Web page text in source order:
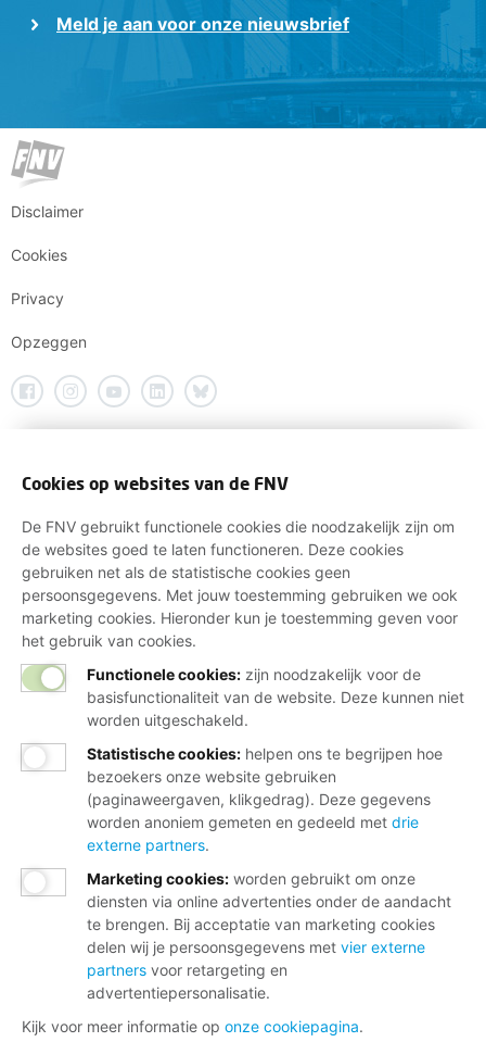
Meld je aan voor onze nieuwsbrief
Disclaimer
Cookies
Privacy
Opzeggen
Cookies op websites van de FNV
De FNV gebruikt functionele cookies die noodzakelijk zijn om
de websites goed te laten functioneren. Deze cookies
gebruiken net als de statistische cookies geen
persoonsgegevens. Met jouw toestemming gebruiken we ook
marketing cookies. Hieronder kun je toestemming geven voor
het gebruik van cookies.
Functionele cookies: zijn noodzakelijk voor de
basisfunctionaliteit van de website. Deze kunnen niet
worden uitgeschakeld.
Statistische cookies: helpen ons te begrijpen hoe
bezoekers onze website gebruiken
(paginaweergaven, klikgedrag). Deze gegevens
worden anoniem gemeten en gedeeld met drie
externe partners.
Marketing cookies: worden gebruikt om onze
diensten via online advertenties onder de aandacht
te brengen. Bij acceptatie van marketing cookies
delen wij je persoonsgegevens met vier externe
partners voor retargeting en
advertentiepersonalisatie.
Kijk voor meer informatie op onze cookiepagina.